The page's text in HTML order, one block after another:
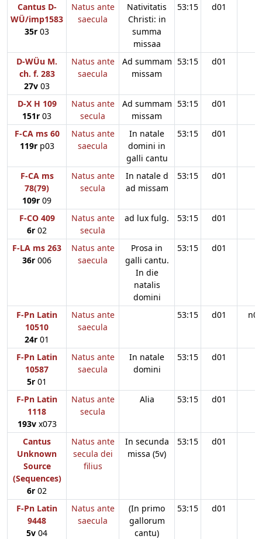
Cantus D-
WÜ/imp1583
35r 03
Natus ante
saecula
Nativitatis
Christi: in
summa
missaa
53:15 d01
D-WÜu M.
ch. f. 283
27v 03
Natus ante
saecula
Ad summam
missam
53:15 d01
D-X H 109
151r 03
Natus ante
secula
Ad summam
missam
53:15 d01
F-CA ms 60
119rp03
Natus ante
saecula
In natale
domini in
galli cantu
53:15 d01
F-CA ms
78(79)
109r 09
Natus ante
secula
In natale d
ad missam
53:15 d01
F-CO 409
6r 02
Natus ante
secula
ad lux fulg. 53:15 d01
F-LA ms 263
36r 006
Natus ante
saecula
Prosa in
galli cantu.
In die
natalis
domini
53:15 d01
F-Pn Latin
10510
24r 01
Natus ante
saecula
53:15 d01 n01
F-Pn Latin
10587
5r 01
Natus ante
saecula
In natale
domini
53:15 d01
F-Pn Latin
1118
193vx073
Natus ante
secula
Alia 53:15 d01
Cantus
Unknown
Source
(Sequences)
6r 02
Natus ante
secula dei
filius
In secunda
missa (5v)
53:15 d01
F-Pn Latin
9448
5v 04
Natus ante
saecula
(In primo
gallorum
cantu)
53:15 d01